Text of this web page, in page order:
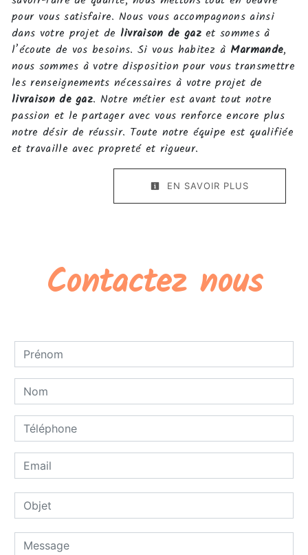
pour vous satisfaire. Nous vous accompagnons ainsi
dans votre projet de livraison de gazet sommes à
l’écoute de vos besoins. Si vous habitez à Marmande,
nous sommes à votre disposition pour vous transmettre
les renseignements nécessaires à votre projet de
livraison de gaz. Notre métier est avant tout notre
passion et le partager avec vous renforce encore plus
notre désir de réussir. Toute notre équipe est qualifiée
et travaille avec propreté et rigueur.
EN SAVOIR PLUS
Contactez nous